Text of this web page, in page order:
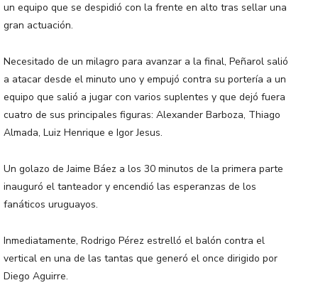
un equipo que se despidió con la frente en alto tras sellar una
gran actuación.
Necesitado de un milagro para avanzar a la final, Peñarol salió
a atacar desde el minuto uno y empujó contra su portería a un
equipo que salió a jugar con varios suplentes y que dejó fuera
cuatro de sus principales figuras: Alexander Barboza, Thiago
Almada, Luiz Henrique e Igor Jesus.
Un golazo de Jaime Báez a los 30 minutos de la primera parte
inauguró el tanteador y encendió las esperanzas de los
fanáticos uruguayos.
Inmediatamente, Rodrigo Pérez estrelló el balón contra el
vertical en una de las tantas que generó el once dirigido por
Diego Aguirre.